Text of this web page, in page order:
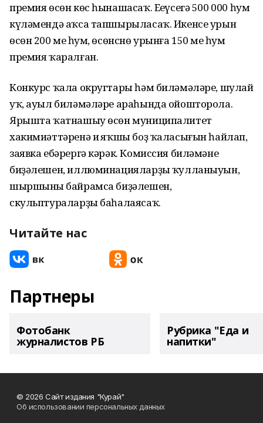
премия өсөн көс һынашасаҡ. Еңеүсегә 500 000 һум
күләмендә аҡса тапшырыласаҡ. Икенсе урын
өсөн 200 мең һум, өсөнснө урынға 150 мең һум
премия ҡаралған.
Конкурс ҡала округтары һәм биләмәләре, шулай
уҡ, ауыл биләмәләре араһында ойошторола.
Ярышта ҡатнашыу өсөн муниципалитет
хакимиәттәренә иң яҡшы боҙ ҡаласығын һайлап,
заявка ебәрергә кәрәк. Комиссия биләмәнең
биҙәлешен, иллюминацияларҙың ҡулланыуын,
шыршының байрамса биҙәлешен,
скульптураларҙы баһалаясаҡ.
Читайте нас
Партнеры
Фотобанк
журналистов РБ
Рубрика "Еда и
напитки"
© 2026 Сайт издания "Курай"
Об использовании персональных данных